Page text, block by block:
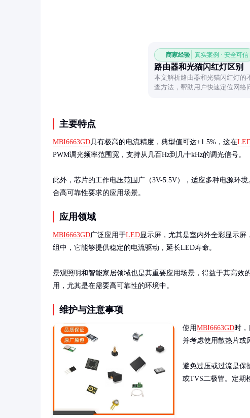
商家经验 真实案例 · 安全可信
路由器和光猫闪红灯区别
本文解析路由器和光猫闪红灯的
查方法，帮助用户快速定位网络
主要特点
MBI6663GD具有极高的电流精度，典型值可达±1.5%，这在
PWM调光频率范围宽，支持从几百Hz到几十kHz的调光信号。
此外，芯片的工作电压范围广（3V-5.5V），适应多种电源环
合高可靠性要求的应用场景。
应用领域
MBI6663GD广泛应用于LED显示屏，尤其是室内外全彩显示
组中，它能够提供稳定的电流驱动，延长LED寿命。
景观照明和智能家居领域也是其重要应用场景，得益于其高
用，尤其是在需要高可靠性的环境中。
维护与注意事项
使用MBI6663GD时
并考虑使用散热片或
避免过压或过流是保
或TVS二极管。定期